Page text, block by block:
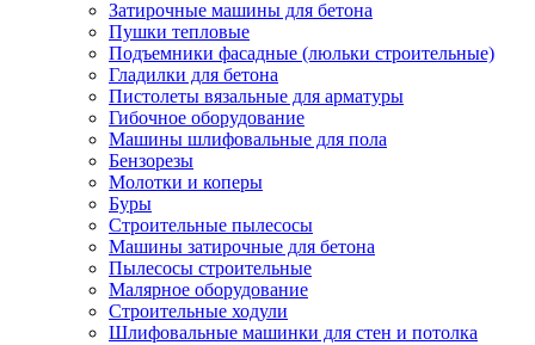
Затирочные машины для бетона
Пушки тепловые
Подъемники фасадные (люльки строительные)
Гладилки для бетона
Пистолеты вязальные для арматуры
Гибочное оборудование
Машины шлифовальные для пола
Бензорезы
Молотки и коперы
Буры
Строительные пылесосы
Машины затирочные для бетона
Пылесосы строительные
Малярное оборудование
Строительные ходули
Шлифовальные машинки для стен и потолка